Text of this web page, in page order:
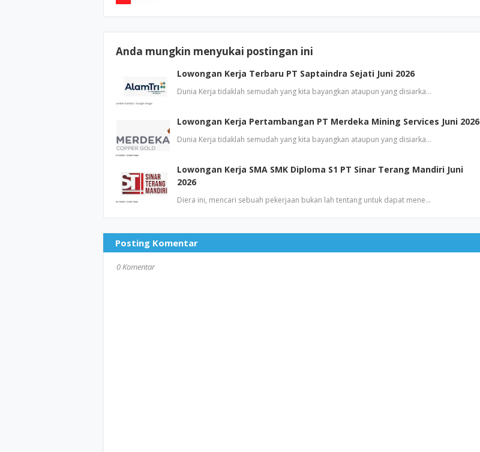
Anda mungkin menyukai postingan ini
Lowongan Kerja Terbaru PT Saptaindra Sejati Juni 2026
Dunia Kerja tidaklah semudah yang kita bayangkan ataupun yang disiarka…
Lowongan Kerja Pertambangan PT Merdeka Mining Services Juni 2026
Dunia Kerja tidaklah semudah yang kita bayangkan ataupun yang disiarka…
Lowongan Kerja SMA SMK Diploma S1 PT Sinar Terang Mandiri Juni
2026
Diera ini, mencari sebuah pekerjaan bukan lah tentang untuk dapat mene…
Posting Komentar
0 Komentar